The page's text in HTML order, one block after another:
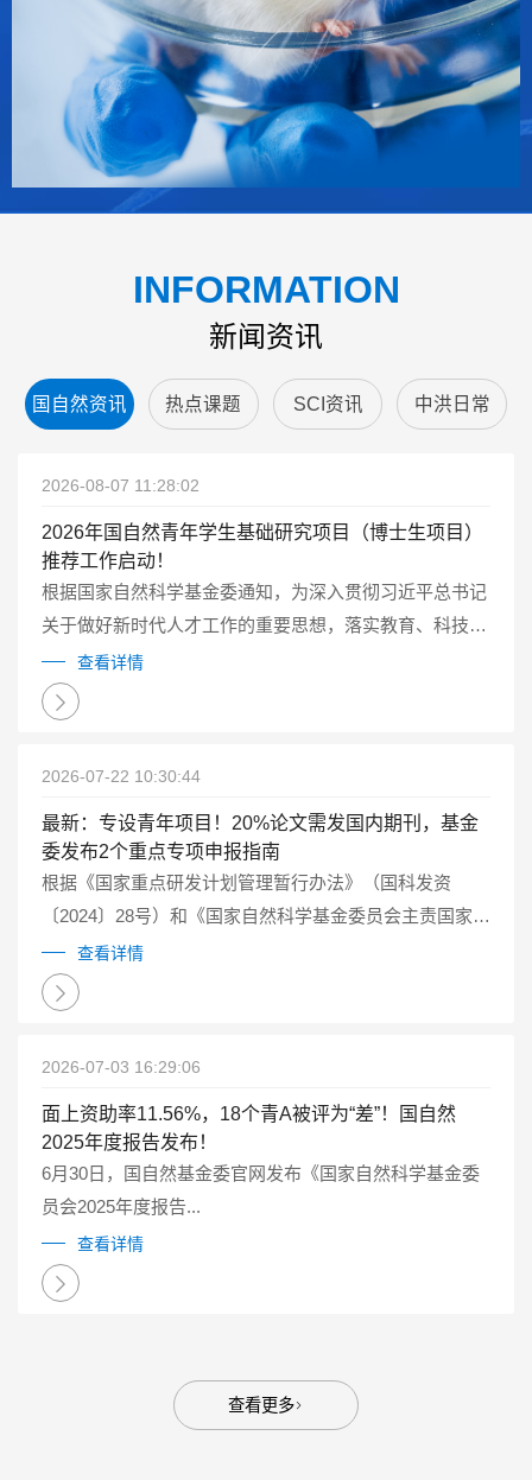
INFORMATION
新闻资讯
国自然资讯 热点课题 SCI资讯 中洪日常
2026-08-07 11:28:02
2026年国自然青年学生基础研究项目（博士生项目）
推荐工作启动！
根据国家自然科学基金委通知，为深入贯彻习近平总书记
关于做好新时代人才工作的重要思想，落实教育、科技、
人才一体化发展的要求，2026年自然科学基金委继续试点
实施国家自然科学基金青年学生基础研究项目（博士研究
生）（以下简称博士生项目）...
查看详情
2026-07-22 10:30:44
最新：专设青年项目！20%论文需发国内期刊，基金
委发布2个重点专项申报指南
根据《国家重点研发计划管理暂行办法》（国科发资
〔2024〕28号）和《国家自然科学基金委员会主责国家重
点研发计划重点专项管理实施细则（试行）》（国科金发
计〔2025〕1号）有关要求...
查看详情
2026-07-03 16:29:06
面上资助率11.56%，18个青A被评为“差”！国自然
2025年度报告发布！
6月30日，国自然基金委官网发布《国家自然科学基金委
员会2025年度报告...
查看详情
查看更多